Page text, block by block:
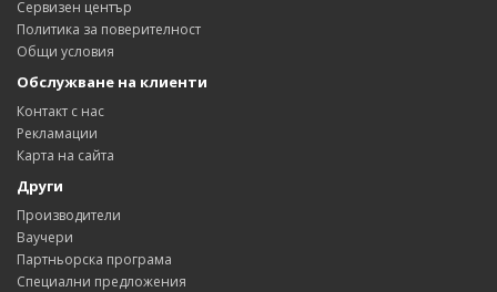
Сервизен център
Политика за поверителност
Общи условия
Обслужване на клиенти
Контакт с нас
Рекламации
Карта на сайта
Други
Производители
Ваучери
Партньорска програма
Специални предложения